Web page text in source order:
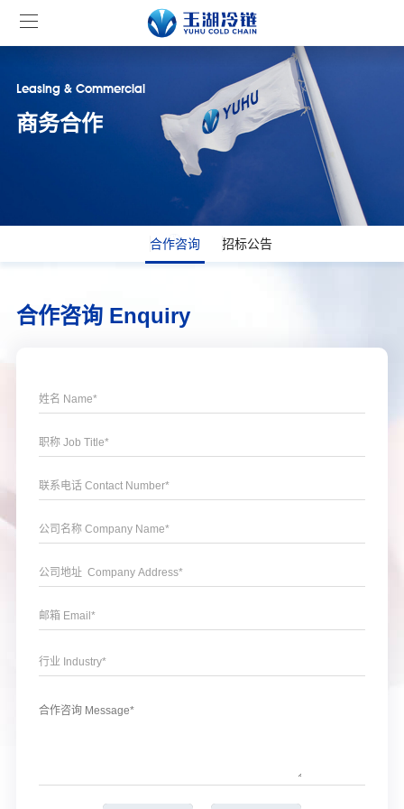
Leasing & Commercial
商务合作
合作咨询 招标公告
合作咨询 Enquiry